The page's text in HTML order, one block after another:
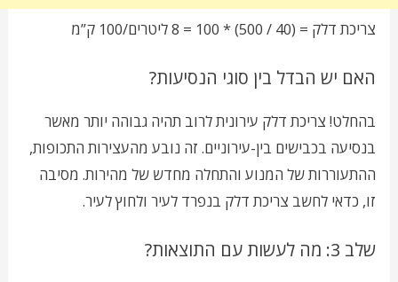
צריכת דלק = (40 / 500) * 100 = 8 ליטרים/100 ק”מ
האם יש הבדל בין סוגי הנסיעות?
בהחלט! צריכת דלק עירונית לרוב תהיה גבוהה יותר מאשר
בנסיעה בכבישים בין-עירוניים. זה נובע מהעצירות התכופות,
ההתעוררות של המנוע והתחלה מחדש של מהירות. מסיבה
זו, כדאי לחשב צריכת דלק בנפרד לעיר ולחוץ לעיר.
שלב 3: מה לעשות עם התוצאות?